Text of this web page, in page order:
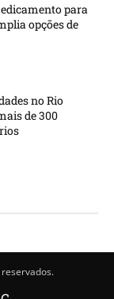
para
opções de
no Rio
de 300